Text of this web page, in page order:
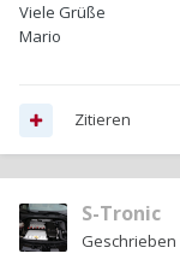
Viele Grüße
Mario
Zitieren
S-Tronic
Geschrieben